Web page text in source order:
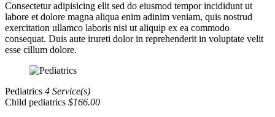
Consectetur adipisicing elit sed do eiusmod tempor incididunt ut
labore et dolore magna aliqua enim adinim veniam, quis nostrud
exercitation ullamco laboris nisi ut aliquip ex ea commodo
consequat. Duis aute irureti dolor in reprehenderit in voluptate velit
esse cillum dolore.
Pediatrics 4 Service(s)
Child pediatrics $166.00